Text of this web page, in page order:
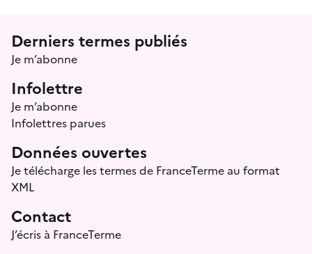
Menu prefooter
Derniers termes publiés
Je m’abonne
Infolettre
Je m’abonne
Infolettres parues
Données ouvertes
Je télécharge les termes de FranceTerme au format
XML
Contact
J’écris à FranceTerme